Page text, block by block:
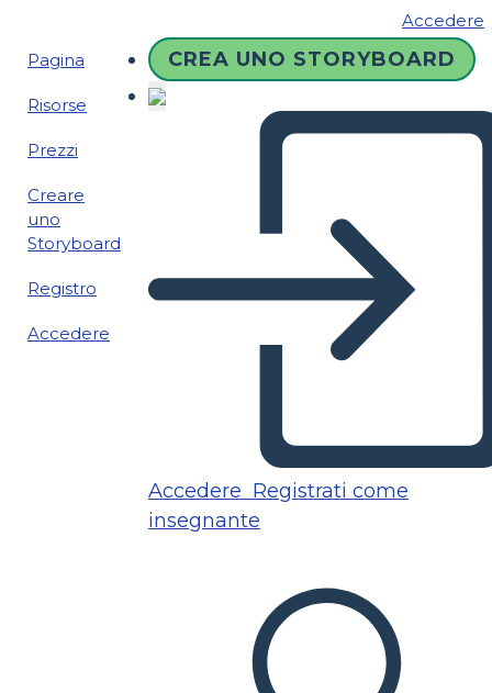
Accedere
Pagina
Risorse
Prezzi
Creare
uno
Storyboard
Registro
Accedere
CREA UNO STORYBOARD
Accedere Registrati come
insegnante